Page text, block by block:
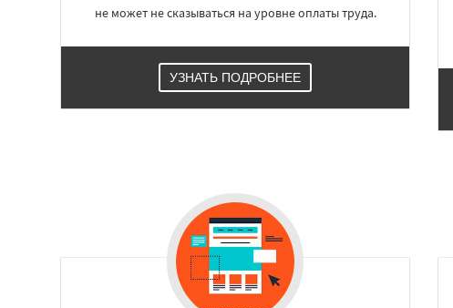
не может не сказываться на уровне оплаты труда.
УЗНАТЬ ПОДРОБНЕЕ